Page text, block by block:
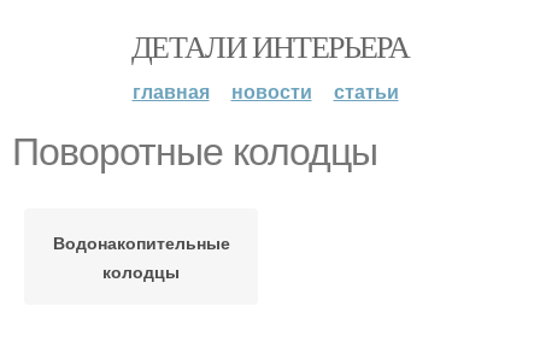
ДЕТАЛИ ИНТЕРЬЕРА
главная новости статьи
Поворотные колодцы
Водонакопительные
колодцы